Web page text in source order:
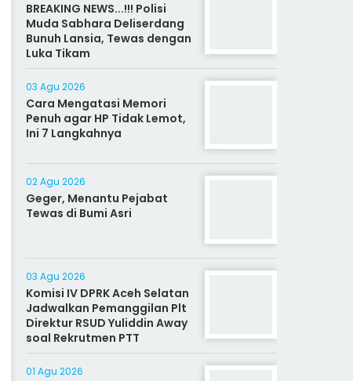
BREAKING NEWS...!!! Polisi
Muda Sabhara Deliserdang
Bunuh Lansia, Tewas dengan
Luka Tikam
03 Agu 2026
Cara Mengatasi Memori
Penuh agar HP Tidak Lemot,
Ini 7 Langkahnya
02 Agu 2026
Geger, Menantu Pejabat
Tewas di Bumi Asri
03 Agu 2026
Komisi IV DPRK Aceh Selatan
Jadwalkan Pemanggilan Plt
Direktur RSUD Yuliddin Away
soal Rekrutmen PTT
01 Agu 2026